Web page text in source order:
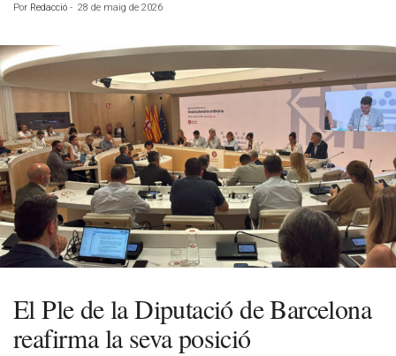
Por Redacció - 28 de maig de 2026
El Ple de la Diputació de Barcelona
reafirma la seva posició